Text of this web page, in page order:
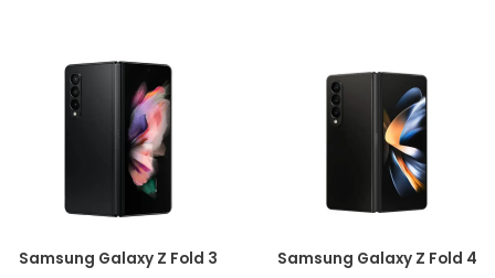
Samsung Galaxy Z Fold 3 Samsung Galaxy Z Fold 4